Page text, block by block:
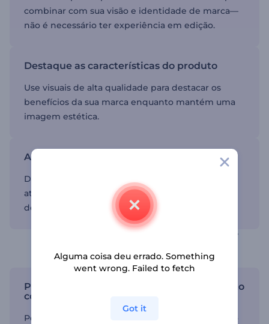
combinar com sua visão e identidade de marca—
não é necessário ter experiência em edição.
Destaque as características do produto
Use visuais de alta qualidade para destacar os
benefícios da sua marca enquanto mantém uma
imagem estética.
Aumente o engajamento
Desperte o interesse do seu público com vídeos
atraentes que permitem explorar todos os
detalhes da sua marca.
Economize tempo usando um modelo de
Personalize seu modelo de vídeo de produto
com facilidade
Personalize seu vídeo para combinar com o estilo
Alguma coisa deu errado. Something
went wrong. Failed to fetch
Got it